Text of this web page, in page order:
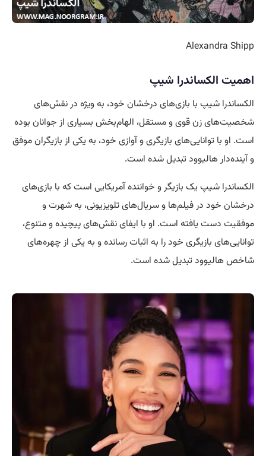
Alexandra Shipp
اهمیت الکساندرا شیپ
الکساندرا شیپ با بازی‌های درخشان خود، به ویژه در نقش‌های
شخصیت‌های زن قوی و مستقل، الهام‌بخش بسیاری از جوانان بوده
است. او با توانایی‌های بازیگری و آوازی خود، به یکی از بازیگران موفق
و آینده‌دار هالیوود تبدیل شده است.
الکساندرا شیپ یک بازیگر و خواننده آمریکایی است که با بازی‌های
درخشان خود در فیلم‌ها و سریال‌های تلویزیونی، به شهرت و
موفقیت دست یافته است. او با ایفای نقش‌های پیچیده و متنوع،
توانایی‌های بازیگری خود را به اثبات رسانده و به یکی از چهره‌های
شاخص هالیوود تبدیل شده است.